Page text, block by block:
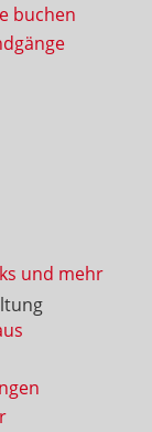
buchen
und mehr